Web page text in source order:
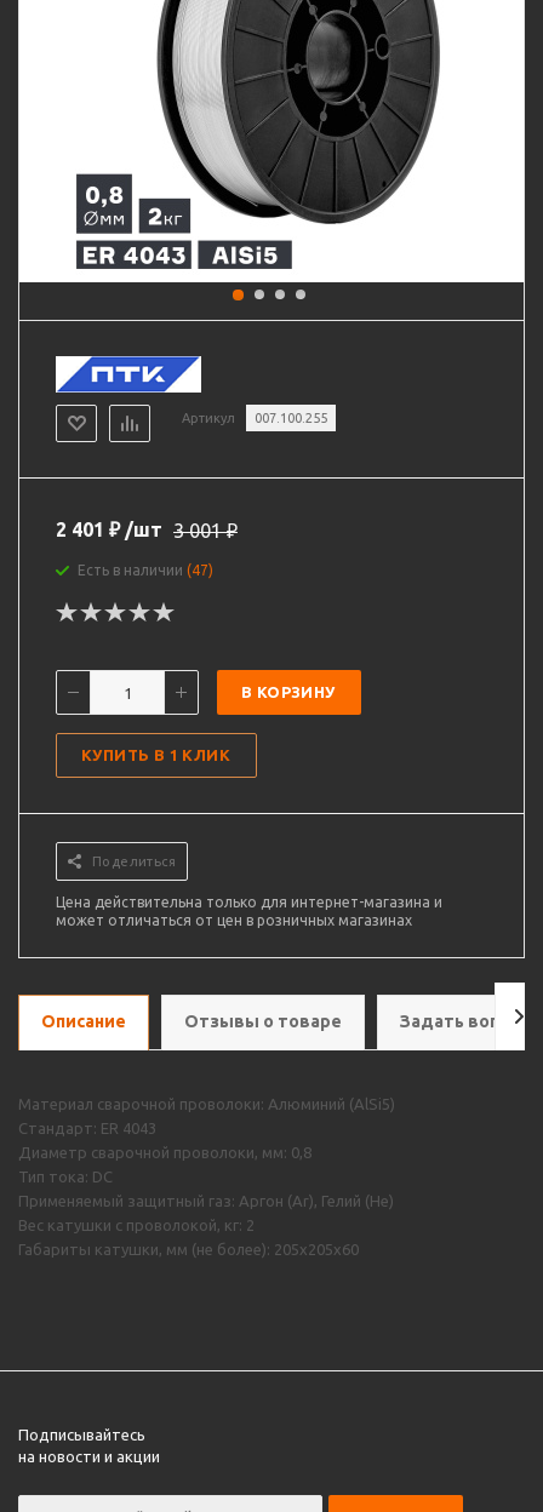
Артикул 007.100.255
2 401 ₽ /шт 3 001₽
Есть в наличии (47)
В КОРЗИНУ
КУПИТЬ В 1 КЛИК
Поделиться
Цена действительна только для интернет-магазина и
может отличаться от цен в розничных магазинах
Описание Отзывы о товаре Задать вопрос
Материал сварочной проволоки: Алюминий (AlSi5)
Стандарт: ER 4043
Диаметр сварочной проволоки, мм: 0,8
Тип тока: DC
Применяемый защитный газ: Аргон (Ar), Гелий (He)
Вес катушки с проволокой, кг: 2
Габариты катушки, мм (не более): 205х205х60
Подписывайтесь
на новости и акции